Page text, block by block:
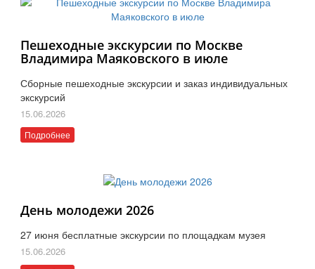
Пешеходные экскурсии по Москве
Владимира Маяковского в июле
Сборные пешеходные экскурсии и заказ индивидуальных
экскурсий
15.06.2026
Подробнее
День молодежи 2026
27 июня бесплатные экскурсии по площадкам музея
15.06.2026